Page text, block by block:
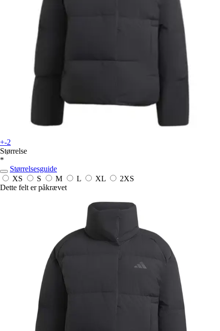
+-2
Størrelse
*
Størrelsesguide
XS
S M L XL
2XS
Dette felt er påkrævet